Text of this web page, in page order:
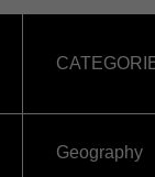
Geography